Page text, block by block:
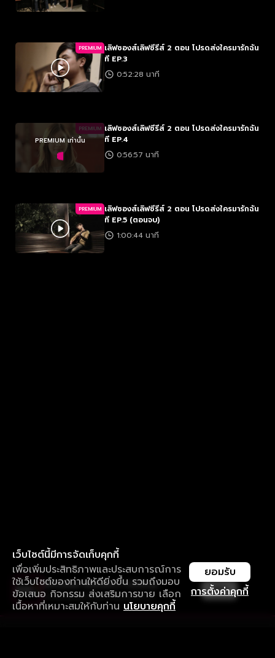
PREMIUM เลิฟซองส์เลิฟซีรีส์ 2 ตอน โปรดส่งใครมารักฉัน
ที EP.3
0:52:28 นาที
PREMIUM
PREMIUM เท่านั้น
เลิฟซองส์เลิฟซีรีส์ 2 ตอน โปรดส่งใครมารักฉัน
ที EP.4
0:56:57 นาที
PREMIUM เลิฟซองส์เลิฟซีรีส์ 2 ตอน โปรดส่งใครมารักฉัน
ที EP.5 (ตอนจบ)
1:00:44 นาที
เว็บไซต์นี้มีการจัดเก็บคุกกี้
เพื่อเพิ่มประสิทธิภาพและประสบการณ์การ
ใช้เว็บไซต์ของท่านให้ดียิ่งขึ้น รวมถึงมอบ
ข้อเสนอ กิจกรรม ส่งเสริมการขาย เลือก
เนื้อหาที่เหมาะสมให้กับท่าน นโยบายคุกกี้
การตั้งค่าคุกกี้
ยอมรับ
ใช้งานแอป ลื่นไหลกว่า ไม่มีสะดุด
ดาวน์โหลดแอปเพื่อการรับชมที่ดีกว่า เปิด